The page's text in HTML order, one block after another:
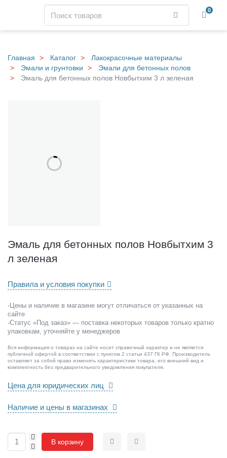
main
content
Найти 0
Главная Каталог
Лакокрасочные материалы
Эмали и грунтовки
Эмали для бетонных полов
Эмаль для бетонных полов Новбытхим 3 л зеленая
ы
х
п
л
о
в
Н
о
в
ы
т
х
и
м
л
е
е
Эмаль для бетонных полов Новбытхим 3
л зеленая
Наличие и цены в магазинах
Правила и условия покупки
-Цены и наличие в магазине могут отличаться от указанных на
сайте
-Статус «Под заказ» — поставка некоторых товаров только кратно
упаковкам, уточняйте у менеджеров
Вся информация о товарах на сайте носит справочный характер и не является
публичной офертой в соответствии с пунктом 2 статьи 437 ГК РФ. Производитель
оставляет за собой право изменять характеристики товара, его внешний вид и
комплектность без предварительного уведомления покупателя.
Цена для юридических лиц
-
+
В корзину СравнитьОтложить